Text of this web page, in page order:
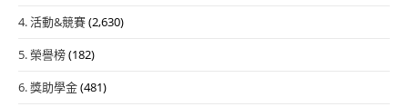
4. 活動&競賽(2,630)
5. 榮譽榜(182)
6. 獎助學金(481)